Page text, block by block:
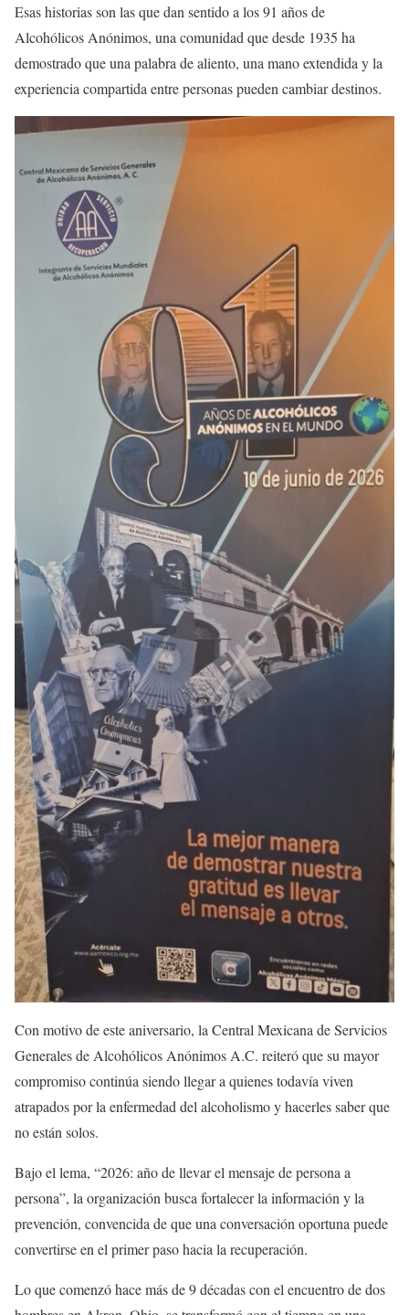
Esas historias son las que dan sentido a los 91 años de
Alcohólicos Anónimos, una comunidad que desde 1935 ha
demostrado que una palabra de aliento, una mano extendida y la
experiencia compartida entre personas pueden cambiar destinos.
Con motivo de este aniversario, la Central Mexicana de Servicios
Generales de Alcohólicos Anónimos A.C. reiteró que su mayor
compromiso continúa siendo llegar a quienes todavía viven
atrapados por la enfermedad del alcoholismo y hacerles saber que
no están solos.
Bajo el lema, “2026: año de llevar el mensaje de persona a
persona”, la organización busca fortalecer la información y la
prevención, convencida de que una conversación oportuna puede
convertirse en el primer paso hacia la recuperación.
Lo que comenzó hace más de 9 décadas con el encuentro de dos